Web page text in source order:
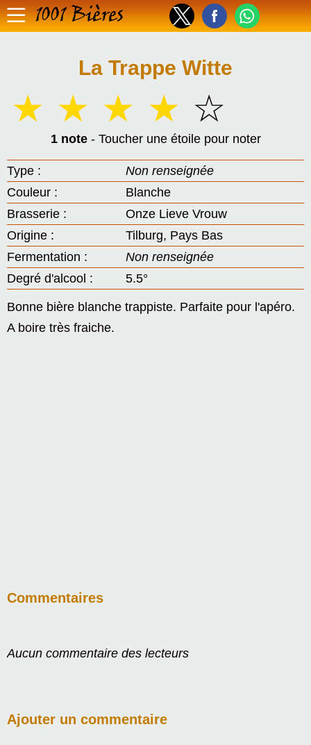
1001 Bières
La Trappe Witte
☆
☆
☆
☆
☆
1 note- Toucher une étoile pour noter
Type :
Non renseignée
Couleur :
Blanche
Brasserie :
Onze Lieve Vrouw
Origine :
Tilburg, Pays Bas
Fermentation :
Non renseignée
Degré d'alcool :
5.5°
Bonne bière blanche trappiste. Parfaite pour l'apéro.
A boire très fraiche.
Commentaires
Aucun commentaire des lecteurs
Ajouter un commentaire